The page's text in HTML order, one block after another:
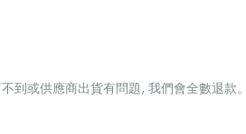
到或供應商出貨有問題, 我們會全數退款